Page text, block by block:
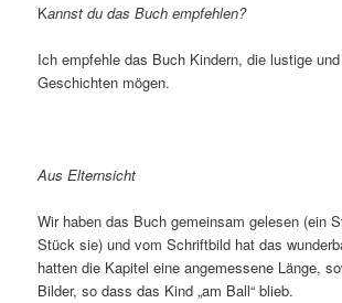
Kannst du das Buch empfehlen?
Ich empfehle das Buch Kindern, die lustige
Geschichten mögen.
Aus Elternsicht
Wir haben das Buch gemeinsam gelesen (ein
Stück sie) und vom Schriftbild hat das
hatten die Kapitel eine angemessene Länge,
Bilder, so dass das Kind „am Ball“ blieb.